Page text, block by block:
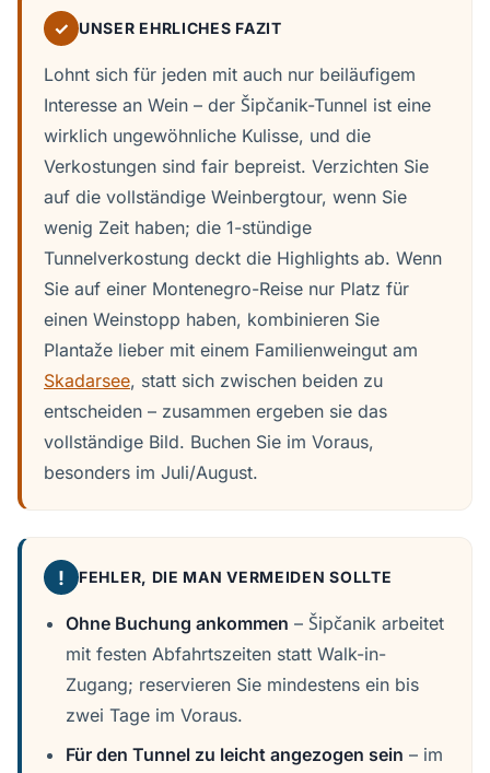
✓ UNSER EHRLICHES FAZIT
Lohnt sich für jeden mit auch nur beiläufigem
Interesse an Wein – der Šipčanik-Tunnel ist eine
wirklich ungewöhnliche Kulisse, und die
Verkostungen sind fair bepreist. Verzichten Sie
auf die vollständige Weinbergtour, wenn Sie
wenig Zeit haben; die 1-stündige
Tunnelverkostung deckt die Highlights ab. Wenn
Sie auf einer Montenegro-Reise nur Platz für
einen Weinstopp haben, kombinieren Sie
Plantaže lieber mit einem Familienweingut am
Skadarsee, statt sich zwischen beiden zu
entscheiden – zusammen ergeben sie das
vollständige Bild. Buchen Sie im Voraus,
besonders im Juli/August.
! FEHLER, DIE MAN VERMEIDEN SOLLTE
Ohne Buchung ankommen – Šipčanik arbeitet
mit festen Abfahrtszeiten statt Walk-in-
Zugang; reservieren Sie mindestens ein bis
zwei Tage im Voraus.
Für den Tunnel zu leicht angezogen sein – im